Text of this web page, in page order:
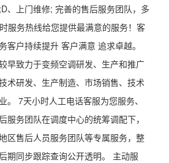
、上门维修; 完善的售后服务团队，多
服务热线给您提供最满意的服务！客
客户持续提升 客户满意 追求卓越。
早致力于变频空调研发、生产和推广
术研发、生产制造、市场销售、技术
。 7天小时人工电话客服为您服务、
服务团队在调度中心的统筹调配下，
区售后人员服务团队等专属服务，整
期同步跟踪查询公开透明。 主动服